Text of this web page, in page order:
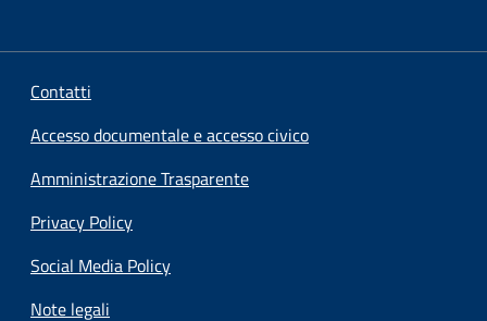
Contatti
Accesso documentale e accesso civico
Amministrazione Trasparente
Privacy Policy
Social Media Policy
Note legali